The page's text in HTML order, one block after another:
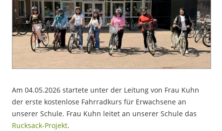
Am 04.05.2026 startete unter der Leitung von Frau Kuhn
der erste kostenlose Fahrradkurs für Erwachsene an
unserer Schule. Frau Kuhn leitet an unserer Schule das
Rucksack-Projekt.